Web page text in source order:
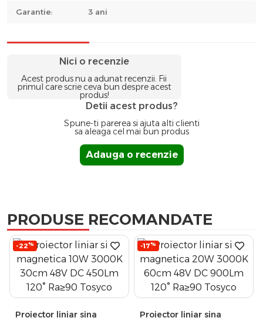
Garantie: 3 ani
Nici o recenzie
Acest produs nu a adunat recenzii. Fii
primul care scrie ceva bun despre acest
produs!
Detii acest produs?
Spune-ti parerea si ajuta alti clienti
sa aleaga cel mai bun produs
Adauga o recenzie
PRODUSE RECOMANDATE
-22%
Proiector liniar sina
-17%
Proiector liniar sina